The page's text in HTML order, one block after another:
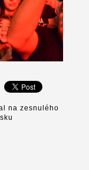
na zesnulého